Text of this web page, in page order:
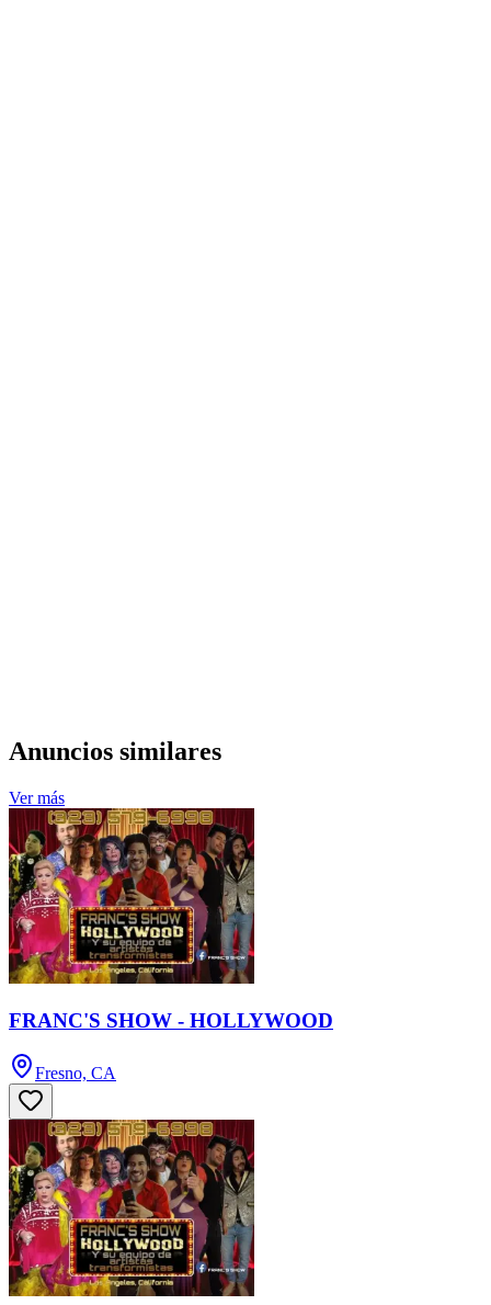
Anuncios similares
Ver más
FRANC'S SHOW - HOLLYWOOD
Fresno, CA